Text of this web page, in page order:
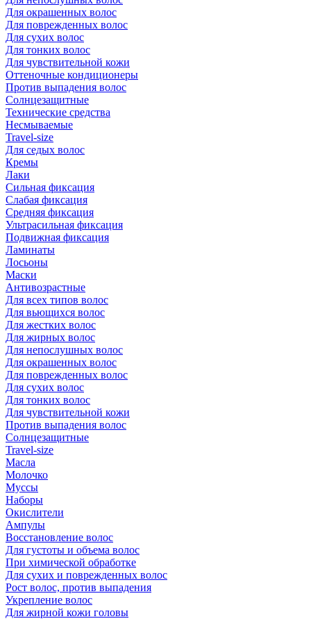
Для окрашенных волос
Для поврежденных волос
Для сухих волос
Для тонких волос
Для чувствительной кожи
Оттеночные кондиционеры
Против выпадения волос
Солнцезащитные
Технические средства
Несмываемые
Travel-size
Для седых волос
Кремы
Лаки
Сильная фиксация
Слабая фиксация
Средняя фиксация
Ультрасильная фиксация
Подвижная фиксация
Ламинаты
Лосьоны
Маски
Антивозрастные
Для всех типов волос
Для вьющихся волос
Для жестких волос
Для жирных волос
Для непослушных волос
Для окрашенных волос
Для поврежденных волос
Для сухих волос
Для тонких волос
Для чувствительной кожи
Против выпадения волос
Солнцезащитные
Travel-size
Масла
Молочко
Муссы
Наборы
Окислители
Ампулы
Восстановление волос
Для густоты и объема волос
При химической обработке
Для сухих и поврежденных волос
Рост волос, против выпадения
Укрепление волос
Для жирной кожи головы